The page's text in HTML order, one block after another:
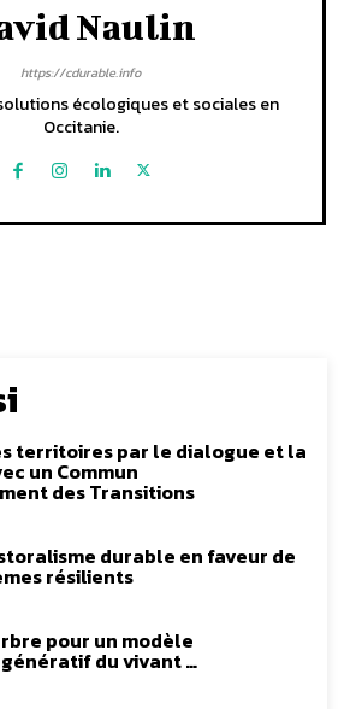
Naulin
https://cdurable.info
écologiques et sociales en
Occitanie.
territoires par le dialogue et la
un Commun
des Transitions
durable en faveur de
résilients
pour un modèle
du vivant …